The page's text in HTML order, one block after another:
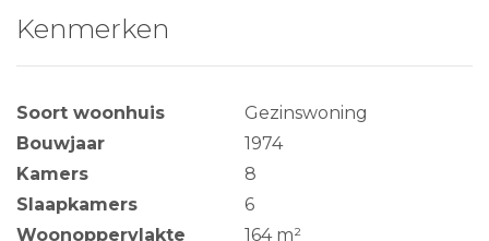
Kenmerken
Soort woonhuis
Gezinswoning
Bouwjaar
1974
Kamers
8
Slaapkamers
6
Woonoppervlakte
164 m²